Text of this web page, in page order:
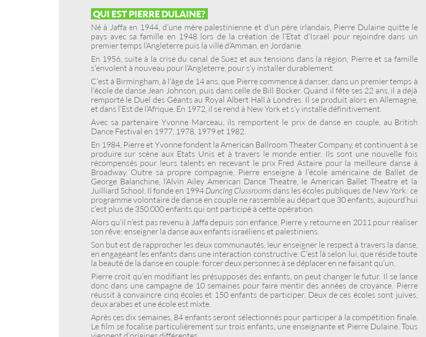
QUI EST PIERRE DULAINE ?
Né à Jaffa en 1944, d’une mère palestinienne et d’un père irlandais, Pierre Dulaine quitte le
pays avec sa famille en 1948 lors de la création de l’Etat d’Israël pour rejoindre dans un
premier temps l’Angleterre puis la ville d’Amman, en Jordanie.
En 1956, suite à la crise du canal de Suez et aux tensions dans la région, Pierre et sa famille
s’envolent à nouveau pour l’Angleterre, pour s’y installer durablement.
C’est à Birmingham, à l’âge de 14 ans, que Pierre commence à danser, dans un premier temps à
l’école de danse Jean Johnson, puis dans celle de Bill Bocker. Quand il fête ses 22 ans, il a déjà
remporté le Duel des Géants au Royal Albert Hall à Londres. Il se produit alors en Allemagne,
et dans l’Est de l’Afrique. En 1972, il se rend à New York et s’y installe définitivement.
Avec sa partenaire Yvonne Marceau, ils remportent le prix de danse en couple, au British
Dance Festival en 1977, 1978, 1979 et 1982.
En 1984, Pierre et Yvonne fondent la American Ballroom Theater Company, et continuent à se
produire sur scène aux Etats Unis et à travers le monde entier. Ils sont une nouvelle fois
récompensés pour leurs talents en recevant le prix Fred Astaire pour la meilleure danse à
Broadway. Outre sa propre compagnie, Pierre enseigne à l’école américaine de Ballet de
George Balanchine, l’Alvin Ailey American Dance Theatre, le American Ballet Theatre et la
Juilliard School. Il fonde en 1994 Dancing Classroomsdans les écoles publiques de New York : ce
programme volontaire de danse en couple ne rassemble au départ que 30 enfants, aujourd’hui
c’est plus de 350.000 enfants qui ont participé à cette opération.
Alors qu’il n’est pas revenu à Jaffa depuis son enfance, Pierre y retourne en 2011 pour réaliser
son rêve : enseigner la danse aux enfants israéliens et palestiniens.
Son but est de rapprocher les deux communautés, leur enseigner le respect à travers la danse,
en engageant les enfants dans une interaction constructive. C’est là selon lui, que réside toute
la beauté de la danse en couple : forcer deux personnes à se déplacer en ne faisant qu’un.
Pierre croit qu’en modifiant les présupposés des enfants, on peut changer le futur. Il se lance
donc dans une campagne de 10 semaines pour faire mentir des années de croyance. Pierre
réussit à convaincre cinq écoles et 150 enfants de participer. Deux de ces écoles sont juives,
deux arabes et une école est mixte.
Après ces dix semaines, 84 enfants seront sélectionnés pour participer à la compétition finale.
Le film se focalise particulièrement sur trois enfants, une enseignante et Pierre Dulaine. Tous